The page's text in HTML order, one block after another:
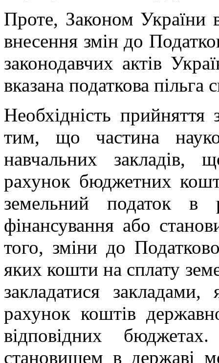
Проте, Законом
внесення змін до
законодавчих актів
вказана податкова пільга
Необхідність прийняття
тим, що частина
навчальних закладів,
рахунок бюджетних
земельний податок в
фінансування або
того, зміни до
яких кошти на сплату
закладатися
рахунок коштів
відповідних
становищем в державі